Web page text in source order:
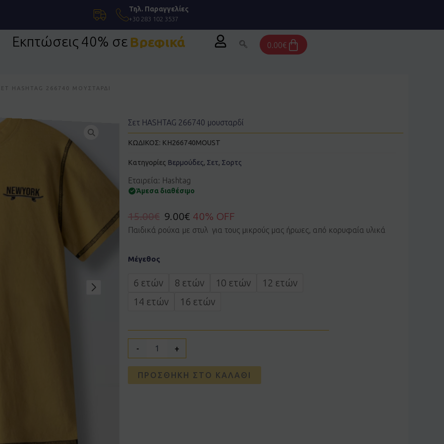
Τηλ. Παραγγελίες
+30 283 102 3537
Εκπτώσεις 40% σε Βρεφικά 0.00€Cart
HASHTAG 266740 ΜΟΥΣΤΑΡΔΊ
Σετ HASHTAG 266740 μουσταρδί
ΚΩΔΙΚΟΣ: KH266740MOUST
Κατηγορίες Βερμούδες, Σετ, Σορτς
Εταιρεία: Hashtag
Άμεσα διαθέσιμο
15.00€ 9.00€ 40% OFF
Παιδικά ρούχα με στυλ για τους μικρούς μας ήρωες, από κορυφαία υλικά
Μέγεθος
6 ετών 8 ετών 10 ετών
12 ετών
14 ετών
16 ετών
-
HASHTAG
μουσταρδί
ποσότητα
+
ΠΡΟΣΘΉΚΗ ΣΤΟ ΚΑΛΆΘΙ